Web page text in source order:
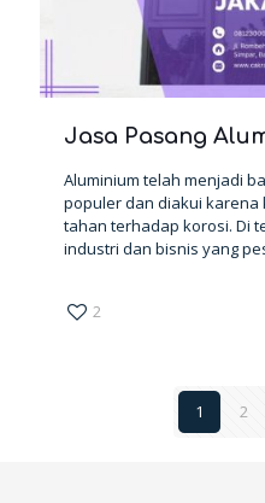
Jasa Pasang
Aluminium telah menjadi
populer dan diakui karena
tahan terhadap korosi. Di
industri dan bisnis yang
2
1 2